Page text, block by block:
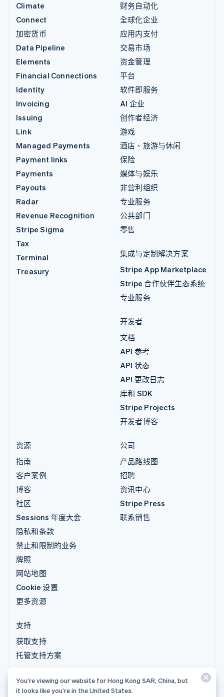
Climate
Connect
加密货币
Data Pipeline
Elements
Financial Connections
Identity
Invoicing
Issuing
Link
Managed Payments
Payment links
Payments
Payouts
Radar
Revenue Recognition
Stripe Sigma
Tax
Terminal
Treasury
财务自动化
全球化企业
应用内支付
交易市场
资金管理
平台
软件即服务
AI 企业
创作者经济
游戏
酒店、旅游与休闲
保险
媒体与娱乐
非营利组织
专业服务
公共部门
零售
集成与定制解决方案
Stripe App Marketplace
Stripe 合作伙伴生态系统
专业服务
开发者
文档
API 参考
API 状态
API 更改日志
库和 SDK
Stripe Projects
开发者博客
资源
指南
客户案例
博客
社区
Sessions 年度大会
隐私和条款
禁止和限制的业务
牌照
网站地图
Cookie 设置
更多资源
公司
产品路线图
招聘
资讯中心
Stripe Press
联系销售
支持
获取支持
托管支持方案
© 2026 Stripe, LLC
You’re viewing our website for Hong Kong SAR, China, but
it looks like you’re in the United States.